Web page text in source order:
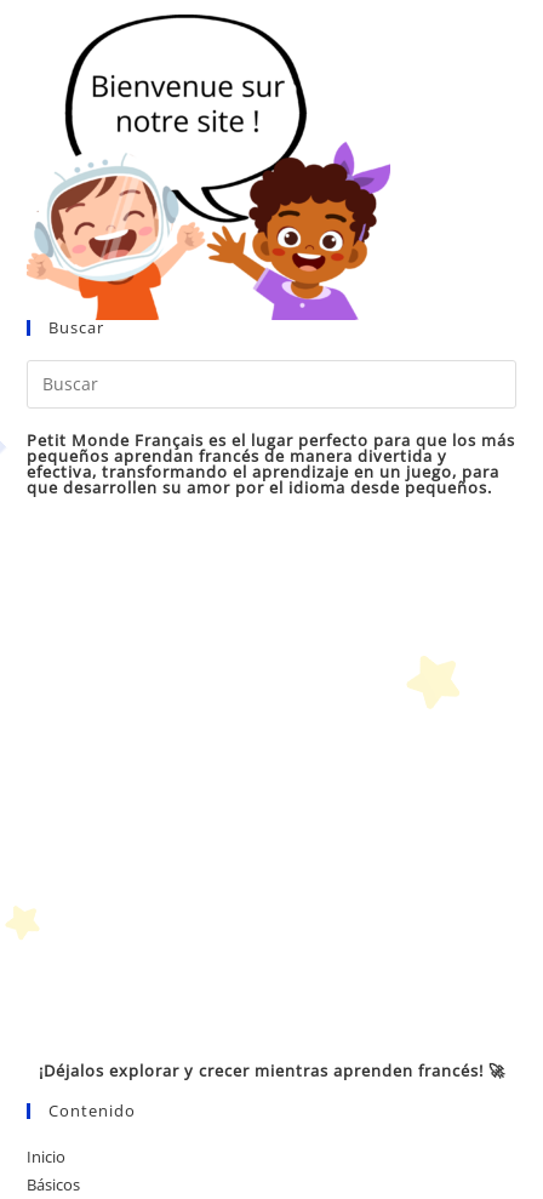
Buscar
Petit Monde Français es el lugar perfecto para que los más
pequeños aprendan francés de manera divertida y
efectiva, transformando el aprendizaje en un juego, para
que desarrollen su amor por el idioma desde pequeños.
¡Déjalos explorar y crecer mientras aprenden francés! 🚀
Contenido
Inicio
Básicos